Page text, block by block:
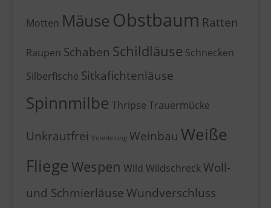
Motten Mäuse Obstbaum Ratten
Raupen Schaben Schildläuse Schnecken
Silberfische Sitkafichtenläuse
Spinnmilbe Thripse Trauermücke
Unkrautfrei Veredelung Weinbau Weiße
Fliege Wespen Wild Wildschreck Woll-
und SchmierläuseWundverschluss